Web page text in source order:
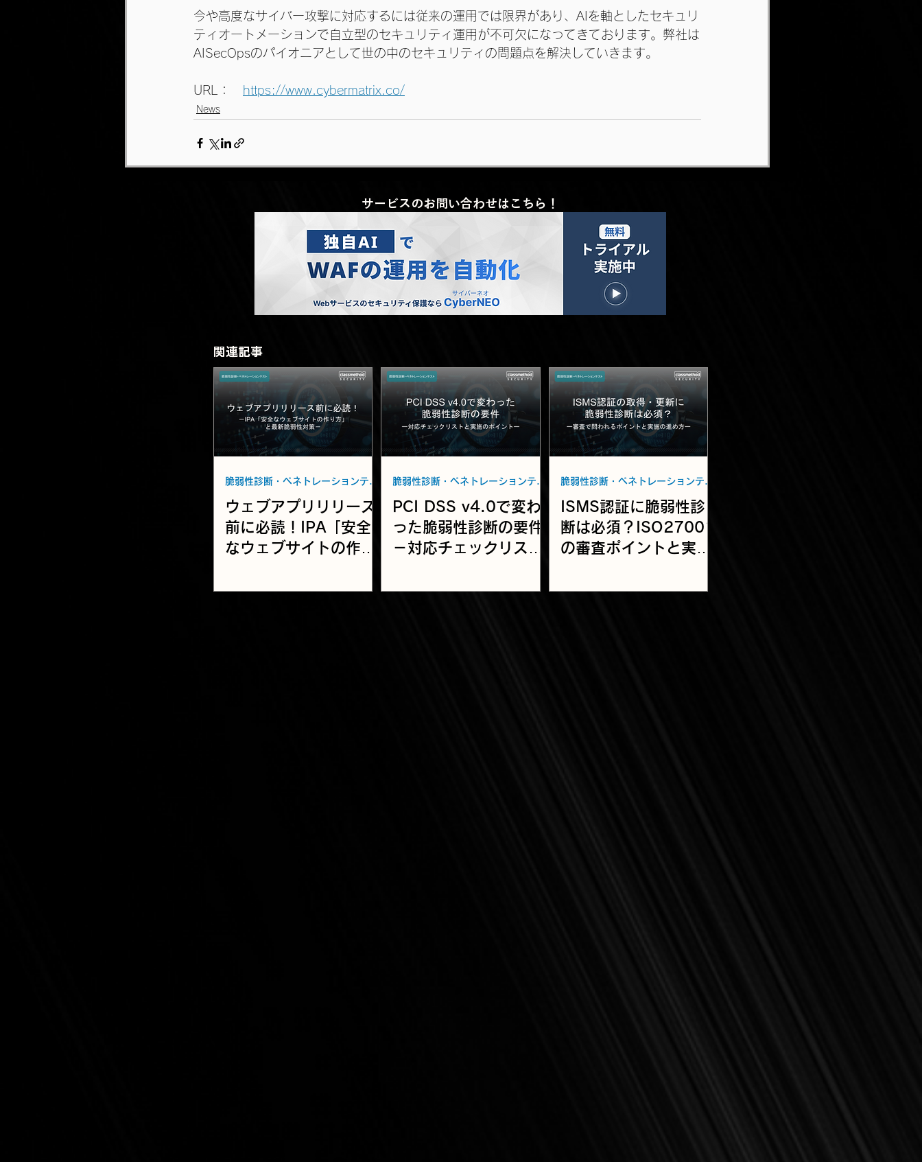
今や高度なサイバー攻撃に対応するには従来の運用では限界があり、AIを軸としたセキュリ
ティオートメーションで自立型のセキュリティ運用が不可欠になってきております。弊社は
AISecOpsのパイオニアとして世の中のセキュリティの問題点を解決していきます。
URL： https://www.cybermatrix.co/
News
サービスのお問い合わせはこちら！
​関連記事
​関連記事
ウェブアプリリリース
前に必読！IPA「安全
なウェブサイトの作り
脆弱性診断・ペネトレーションテスト
PCI DSS v4.0で変わ
った脆弱性診断の要件
－対応チェックリスト
脆弱性診断・ペネトレーションテスト
ISMS認証に脆弱性診
断は必須？ISO27001
の審査ポイントと実施
最新改訂対応】
脆弱性診断・ペネトレーションテスト